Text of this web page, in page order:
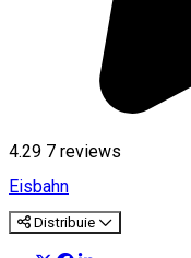
4.29 7 reviews
Eisbahn
Distribuie